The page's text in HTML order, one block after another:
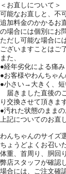
＜お直しについて＞
可能なお直しと、不
追加料金のかかるお
の場合には個別にお
ただし可能な場合に
ございますことはご
また、
●経年劣化による痛み
●お客様やわんちゃ
●小さい→大きく、短
届きました直後の
り交換させて頂きます
●汚れた状態のまま
上記についてのお直
わんちゃんのサイズ
ちょうどよくお召い
体重、首周り、胴回
弊店スタッフが確認
場合には、ご注文確